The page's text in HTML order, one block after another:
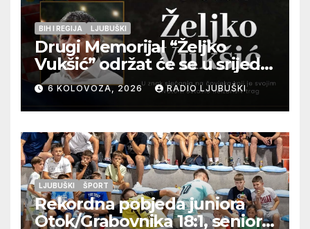
BIH I REGIJA LJUBUŠKI
Drugi Memorijal “Željko
Vukšić” održat će se u srijedu
12. kolovoza u Otoku
6 KOLOVOZA, 2026 RADIO LJUBUŠKI
LJUBUŠKI ŠPORT
Rekordna pobjeda juniora
Otok/Grabovnika 18:1, seniori